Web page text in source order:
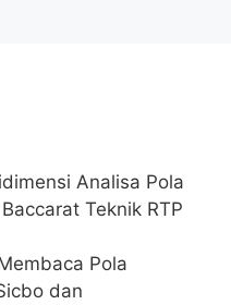
Analisa Pola
Teknik RTP
Pola
dan